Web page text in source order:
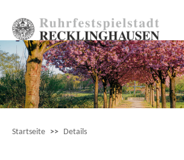
Startseite >> Details